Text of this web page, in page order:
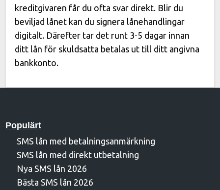
kreditgivaren får du ofta svar direkt. Blir du
beviljad lånet kan du signera lånehandlingar
digitalt. Därefter tar det runt 3-5 dagar innan
ditt lån för skuldsatta betalas ut till ditt angivna
bankkonto.
Populärt
SMS lån med betalningsanmärkning
SMS lån med direkt utbetalning
Nya SMS lån 2026
Bästa SMS lån 2026